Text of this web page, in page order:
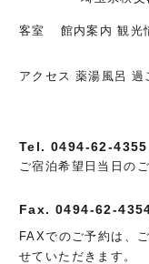
客室 館内案内 観光
アクセス 薬湯風呂 過
Tel. 0494-62-4355
ご宿泊希望日当日の
Fax. 0494-62-
FAXでのご予約は、
せていただきます。